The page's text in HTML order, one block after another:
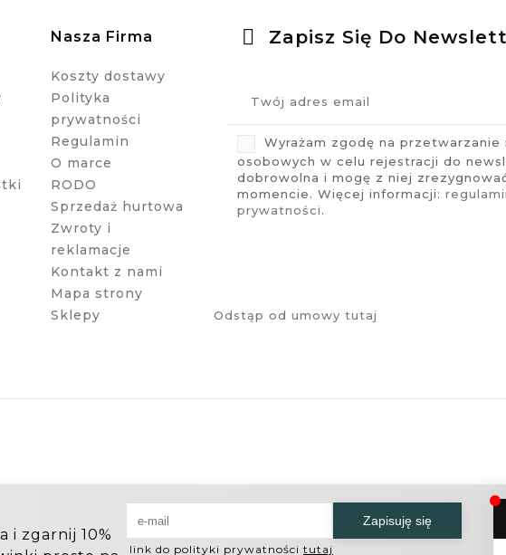
Zapisz Się Do
Wyrażam zgodę na przetwarzanie
osobowych w celu rejestracji do
dobrowolna i mogę z niej
momencie. Więcej informacji:
prywatności.
Nasza Firma
Koszty dostawy
Polityka
prywatności
Regulamin
O marce
RODO
Sprzedaż hurtowa
Zwroty i
reklamacje
Kontakt z nami
Mapa strony
Sklepy
Odstąp od umowy tutaj